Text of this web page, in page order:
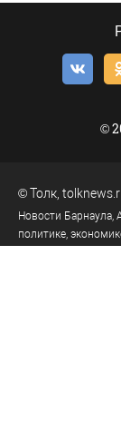
©
©Толк
Новости Барнаула,
политике,